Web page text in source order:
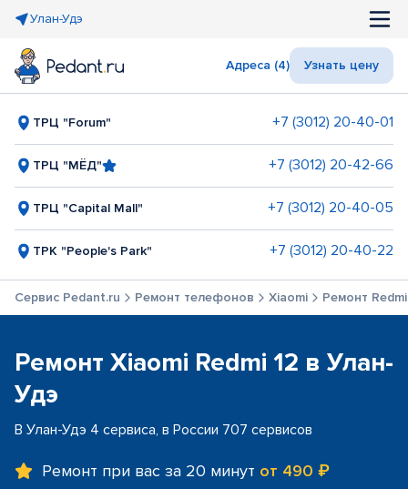
Улан-Удэ
Адреса (4) Узнать цену
ТРЦ "Forum" +7 (3012) 20-40-01
ТРЦ "МЁД" +7 (3012) 20-42-66
ТРЦ "Capital Mall" +7 (3012) 20-40-05
ТРК "People's Park" +7 (3012) 20-40-22
Сервис Pedant.ru Ремонт телефонов Xiaomi Ремонт
Ремонт Xiaomi Redmi 12 в Улан-
Удэ
В Улан-Удэ 4 сервиса, в России 707 сервисов
Ремонт при вас за 20 минут от 490 ₽